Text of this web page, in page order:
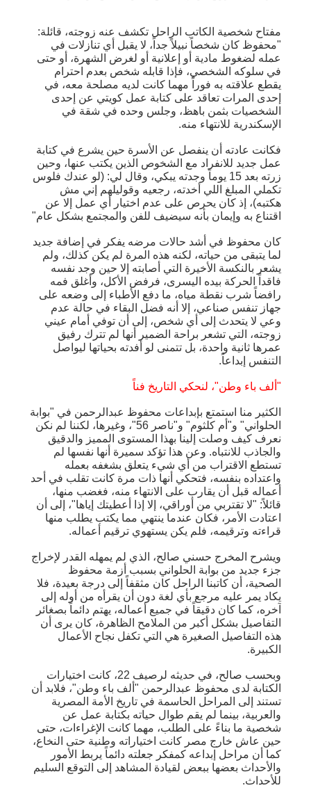
مفتاح شخصية الكاتب الراحل تكشف عنه زوجته، قائلة:
"محفوظ كان شخصاً نبيلاً جداً، لا يقبل أي تنازلات في
عمله لضغوط مادية أو إعلانية أو لغرض الشهرة، أو حتى
في سلوكه الشخصي، فإذا قابله شخص بعدم احترام
يقطع علاقته به فوراً مهما كانت لديه مصلحة معه، في
إحدى المرات تعاقد على كتابة عمل كويتي عن إحدى
الشخصيات بثمن باهظ، وجلس وحده في شقة في
الإسكندرية للانتهاء منه.
فكانت عادته أن ينفصل عن الأسرة حين يشرع في كتابة
عمل جديد للانفراد مع الشخوص الذين يكتب عنها، وحين
زرته بعد 15 يوماً وجدته يبكي، وقال لي: (لو عندك فلوس
تكملي المبلغ اللي أخدته، رجعيه وقوليلهم إني مش
هكتبه)، إذ كان يحرص على عدم اختيار أي عمل إلا عن
اقتناع به وإيمان بأنه سيضيف للفن والمجتمع بشكل عام"
كان محفوظ في أشد حالات مرضه يفكر في إضافة جديد
لما يتبقى من حياته، لكنه هذه المرة لم يكن كذلك، ولم
يشعر بالنكسة الأخيرة التي أصابته إلا حين وجد نفسه
فاقداً الحركة بيده اليسرى، فرفض الأكل، وأغلق فمه
رافضاً شرب نقطة مياه، ما دفع الأطباء إلى وضعه على
جهاز تنفس صناعي، إلا أنه فضل البقاء في حالة عدم
وعي لا يتحدث إلى أي شخص، إلى أن توفي أمام عيني
زوجته، التي تشعر براحة الضمير أنها لم تترك رفيق
عمرها ثانية واحدة، بل تتمنى لو أفدته بحياتها ليواصل
التنفس إبداعاً.
"ألف باء وطن"، لنحكي التاريخ فناً
الكثير منا استمتع بإبداعات محفوظ عبدالرحمن في "بوابة
الحلواني" و"أم كلثوم" و"ناصر 56"، وغيرها، لكننا لم نكن
نعرف كيف وصلت إلينا بهذا المستوى المميز والدقيق
والجاذب للانتباه. وعن هذا تؤكد سميرة أنها نفسها لم
تستطع الاقتراب من أي شيء يتعلق بشغفه بعمله
واعتداده بنفسه، فتحكي أنها ذات مرة كانت تقلب في أحد
أعماله قبل أن يقارب على الانتهاء منه، فغضب منها،
قائلاً: "لا تقتربي من أوراقي، إلا إذا أعطيتك إياها"، إلى أن
اعتادت الأمر، فكان عندما ينتهي مما يكتب يطلب منها
قراءته وترقيمه، فلم يكن يستهوي ترقيم أعماله.
ويشرح المخرج حسني صالح، الذي لم يمهله القدر لإخراج
جزء جديد من بوابة الحلواني بسبب أزمة محفوظ
الصحية، أن كاتبنا الراحل كان مثقفاً إلى درجة بعيدة، فلا
يكاد يمر عليه مرجع بأي لغة دون أن يقرأه من أوله إلى
آخره، كما كان دقيقاً في جميع أعماله، يهتم دائماً بصغائر
التفاصيل بشكل أكبر من الملامح الظاهرة، كان يرى أن
هذه التفاصيل الصغيرة هي التي تكفل نجاح الأعمال
الكبيرة.
وبحسب صالح، في حديثه لرصيف 22، كانت اختيارات
الكتابة لدى محفوظ عبدالرحمن "ألف باء وطن"، فلابد أن
تستند إلى المراحل الحاسمة في تاريخ الأمة المصرية
والعربية، بينما لم يقم طوال حياته بكتابة عمل عن
شخصية ما بناءً على الطلب، مهما كانت الإغراءات، حتى
حين عاش خارج مصر كانت اختياراته وطنية حتى النخاع،
كما أن مراحل إبداعه كمفكر جعلته دائماً يربط الأمور
والأحداث بعضها ببعض لقيادة المشاهد إلى التوقع السليم
للأحداث.